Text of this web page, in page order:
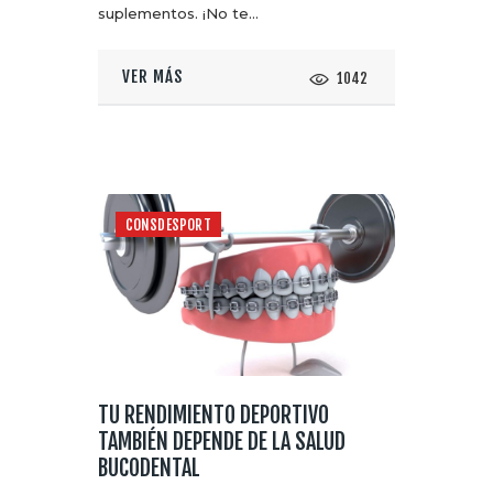
suplementos. ¡No te…
VER MÁS 1042
CONSDESPORT
TU RENDIMIENTO DEPORTIVO
TAMBIÉN DEPENDE DE LA SALUD
BUCODENTAL